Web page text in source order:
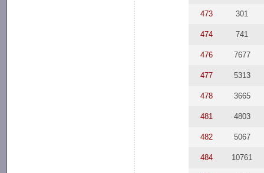
473 301
474 741
476 7677
477 5313
478 3665
481 4803
482 5067
484 10761